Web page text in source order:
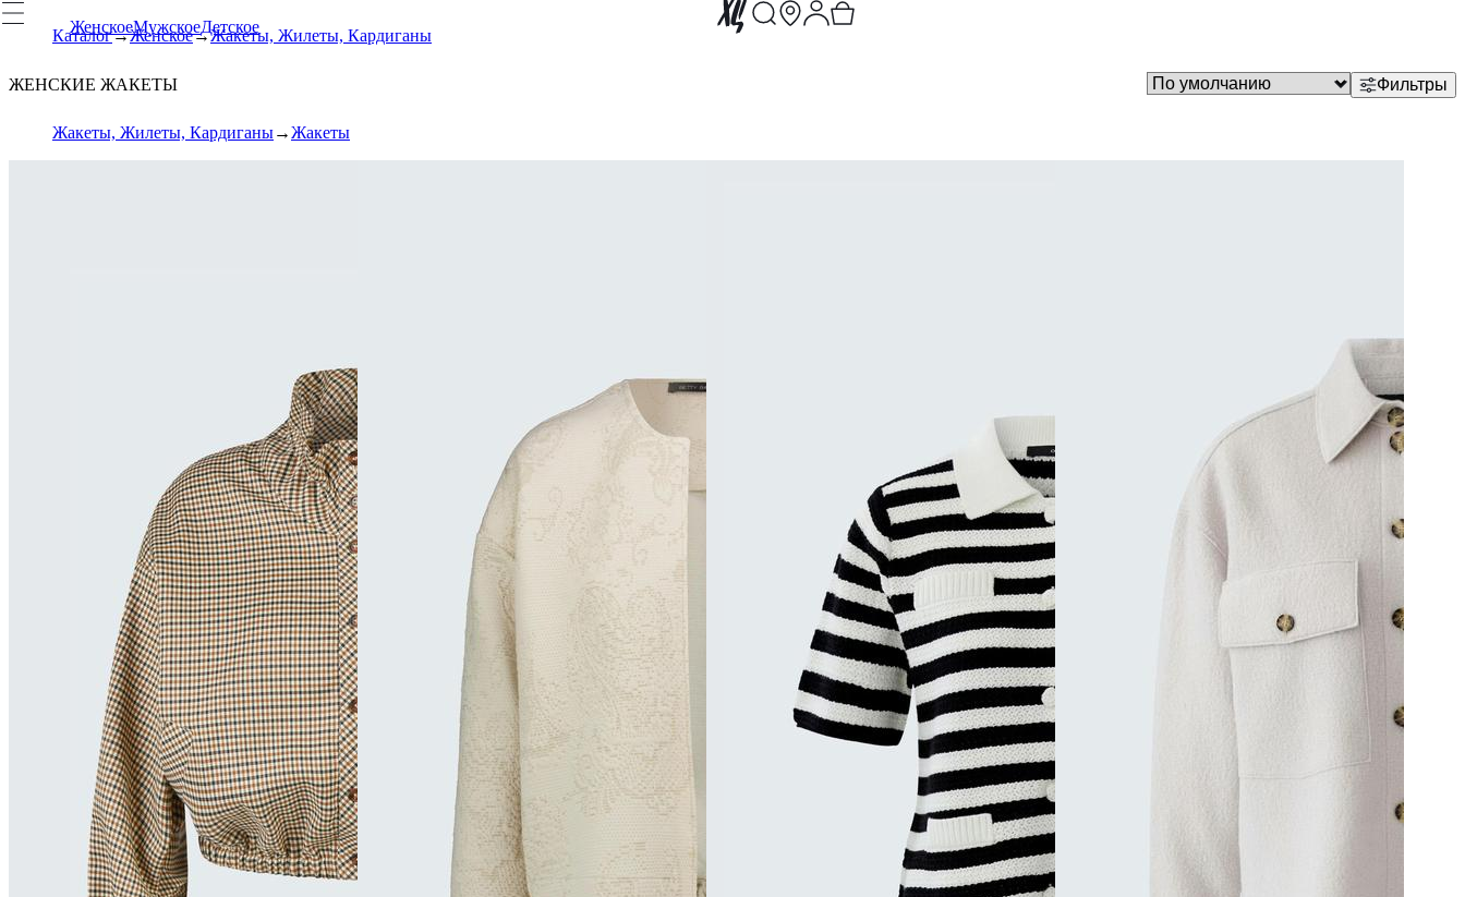
ЖенскоеМужскоеДетское
Каталог Женское Жакеты, Жилеты, Кардиганы
ЖЕНСКИЕ ЖАКЕТЫ
Жакеты, Жилеты, Кардиганы Жакеты
Фильтры